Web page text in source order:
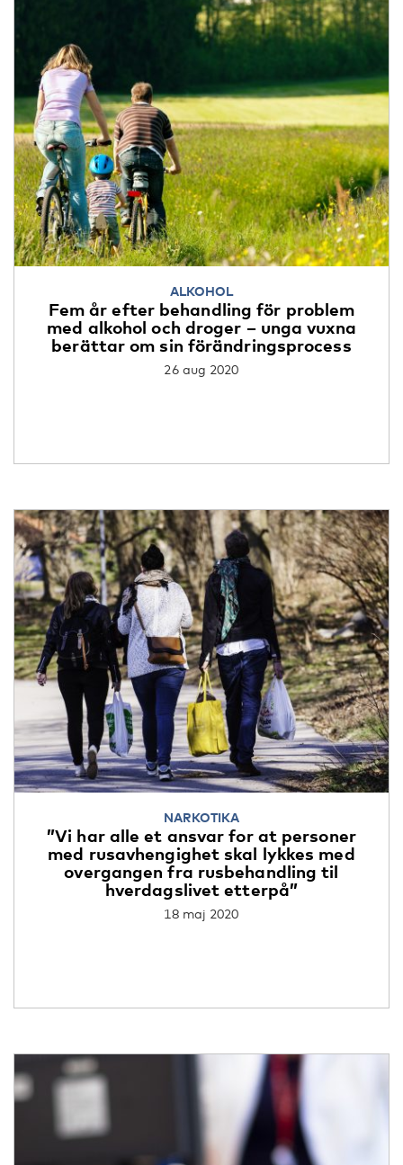
ALKOHOL
Fem år efter behandling för problem
med alkohol och droger – unga vuxna
berättar om sin förändringsprocess
26 aug 2020
NARKOTIKA
”Vi har alle et ansvar for at personer
med rusavhengighet skal lykkes med
overgangen fra rusbehandling til
hverdagslivet etterpå”
18 maj 2020